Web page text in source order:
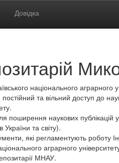
Довідка
національного аграрного
та вільний доступ до
поширення наукових публікацій
України та світу).
які регламентують роботу
аграрного
МНАУ.